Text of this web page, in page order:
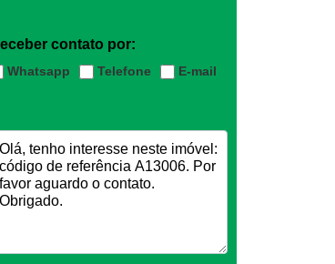
contato por:
Whatsapp Telefone E-mail